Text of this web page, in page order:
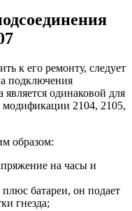
к его ремонту, следует
подключения
одинаковой для
модификации 2104, 2105,
образом:
на часы и
батареи, он подает
гнезда;